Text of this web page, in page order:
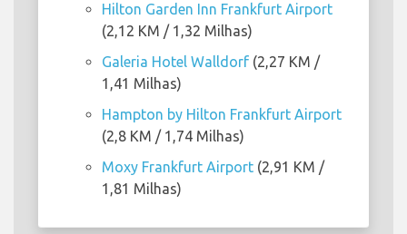
Hilton Garden Inn Frankfurt Airport
(2,12 KM / 1,32 Milhas)
Galeria Hotel Walldorf (2,27 KM /
1,41 Milhas)
Hampton by Hilton Frankfurt Airport
(2,8 KM / 1,74 Milhas)
Moxy Frankfurt Airport (2,91 KM /
1,81 Milhas)